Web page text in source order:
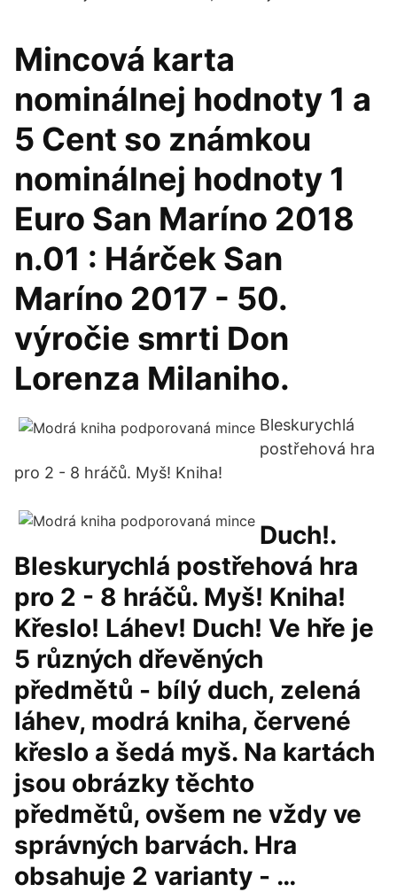
Mincová karta
nominálnej hodnoty 1 a
5 Cent so známkou
nominálnej hodnoty 1
Euro San Maríno 2018
n.01 : Hárček San
Maríno 2017 - 50.
výročie smrti Don
Lorenza Milaniho.
Bleskurychlá
postřehová hra
pro 2 - 8 hráčů. Myš! Kniha!
Duch!.
Bleskurychlá postřehová hra
pro 2 - 8 hráčů. Myš! Kniha!
Křeslo! Láhev! Duch! Ve hře je
5 různých dřevěných
předmětů - bílý duch, zelená
láhev, modrá kniha, červené
křeslo a šedá myš. Na kartách
jsou obrázky těchto
předmětů, ovšem ne vždy ve
správných barvách. Hra
obsahuje 2 varianty - …